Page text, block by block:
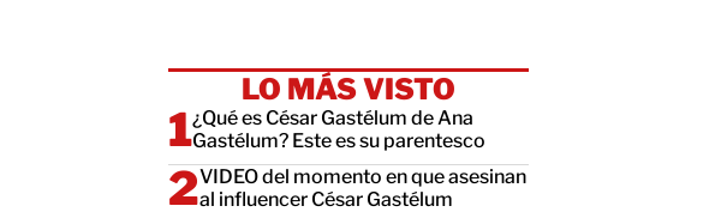
LO MÁS VISTO
¿Qué es César Gastélum de Ana
Gastélum? Este es su parentesco
VIDEO del momento en que asesinan
al influencer César Gastélum